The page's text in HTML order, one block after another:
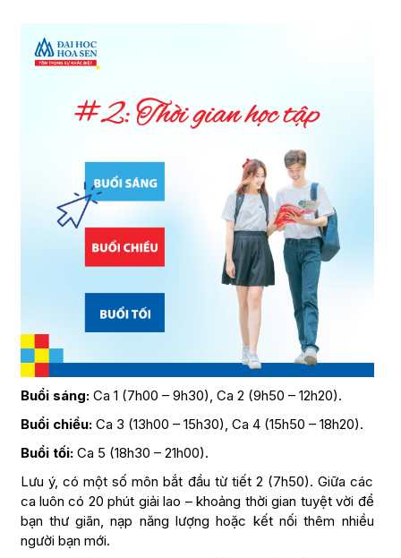
Buổi sáng:Ca 1 (7h00 – 9h30), Ca 2 (9h50 – 12h20).
Buổi chiều: Ca 3 (13h00 – 15h30), Ca 4 (15h50 – 18h20).
Buổi tối:Ca 5 (18h30 – 21h00).
Lưu ý, có một số môn bắt đầu từ tiết 2 (7h50). Giữa các
ca luôn có 20 phút giải lao – khoảng thời gian tuyệt vời để
bạn thư giãn, nạp năng lượng hoặc kết nối thêm nhiều
người bạn mới.